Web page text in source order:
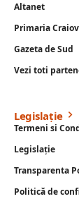
Altanet
Primaria
Gazeta de Sud
Vezi toti
Legislație
Termeni si
Legislație
Transparenta
Politică de